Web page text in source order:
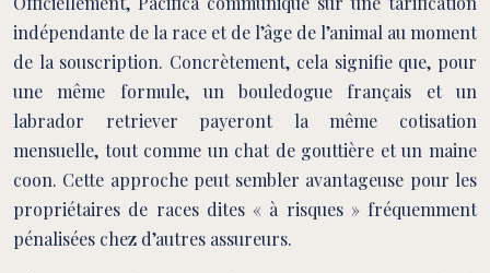
indépendante de la race et de l’âge de l’animal au moment
de la souscription. Concrètement, cela signifie que, pour
une même formule, un bouledogue français et un
labrador retriever payeront la même cotisation
mensuelle, tout comme un chat de gouttière et un maine
coon. Cette approche peut sembler avantageuse pour les
propriétaires de races dites « à risques » fréquemment
pénalisées chez d’autres assureurs.